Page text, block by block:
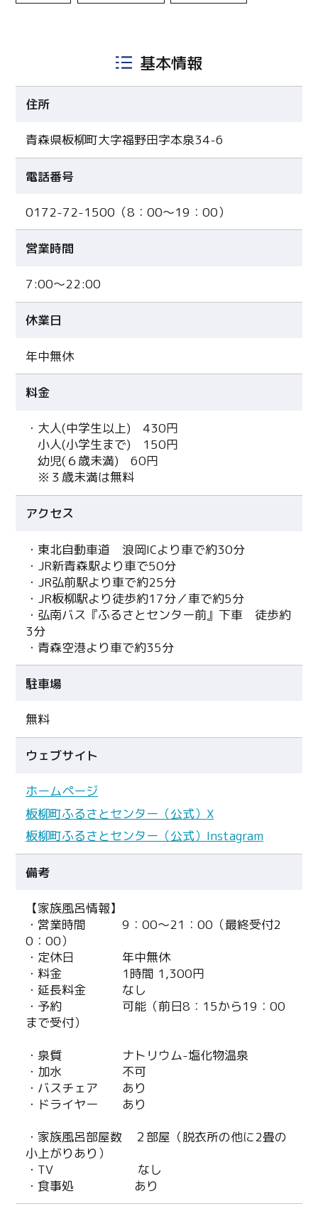
基本情報
住所
青森県板柳町大字福野田字本泉34-6
電話番号
0172-72-1500（8：00～19：00）
営業時間
7:00～22:00
休業日
年中無休
料金
・大人(中学生以上) 430円
小人(小学生まで) 150円
幼児(６歳未満) 60円
※３歳未満は無料
アクセス
・東北自動車道 浪岡ICより車で約30分
・JR新青森駅より車で50分
・JR弘前駅より車で約25分
・JR板柳駅より徒歩約17分／車で約5分
・弘南バス『ふるさとセンター前』下車 徒歩約
3分
・青森空港より車で約35分
駐車場
無料
ウェブサイト
ホームページ
板柳町ふるさとセンター（公式）X
板柳町ふるさとセンター（公式）Instagram
備考
【家族風呂情報】
・営業時間 9：00～21：00（最終受付2
0：00）
・定休日 年中無休
・料金 1時間 1,300円
・延長料金 なし
・予約 可能（前日8：15から19：00
まで受付）
・泉質 ナトリウム-塩化物温泉
・加水 不可
・バスチェア あり
・ドライヤー あり
・家族風呂部屋数 ２部屋（脱衣所の他に2畳の
小上がりあり）
・TV なし
・食事処 あり